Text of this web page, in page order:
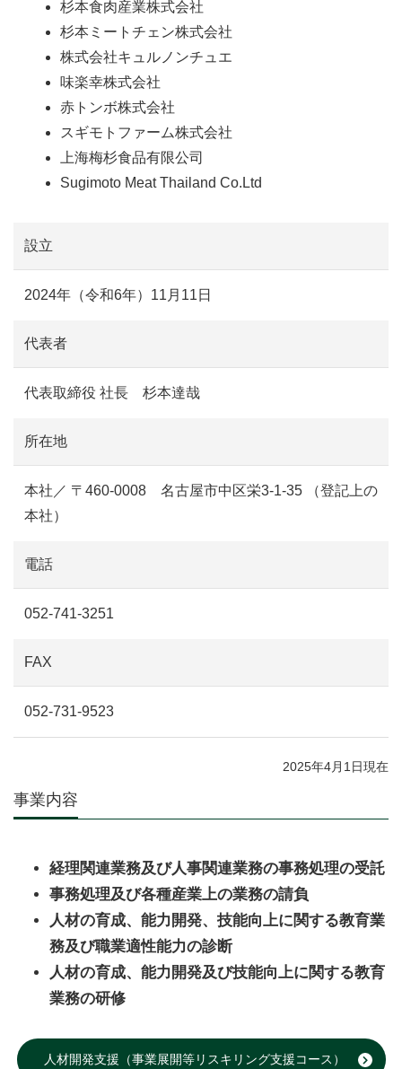
杉本食肉産業株式会社
杉本ミートチェン株式会社
株式会社キュルノンチュエ
味楽幸株式会社
赤トンボ株式会社
スギモトファーム株式会社
上海梅杉食品有限公司
Sugimoto Meat Thailand Co.Ltd
設立
2024年（令和6年）11月11日
代表者
代表取締役 社長 杉本達哉
所在地
本社／ 〒460-0008 名古屋市中区栄3-1-35 （登記上の
本社）
電話
052-741-3251
FAX
052-731-9523
2025年4月1日現在
事業内容
経理関連業務及び人事関連業務の事務処理の受託
事務処理及び各種産業上の業務の請負
人材の育成、能力開発、技能向上に関する教育業
務及び職業適性能力の診断
人材の育成、能力開発及び技能向上に関する教育
業務の研修
人材開発支援（事業展開等リスキリング支援コース）